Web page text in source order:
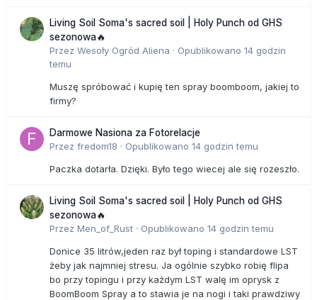
Living Soil Soma's sacred soil | Holy Punch od GHS
sezonowa🔥
Przez Wesoły Ogród Aliena · Opublikowano 14 godzin
temu
Muszę spróbować i kupię ten spray boomboom, jakiej to
firmy?
Darmowe Nasiona za Fotorelacje
Przez fredom18 · Opublikowano 14 godzin temu
Paczka dotarła. Dzięki. Było tego wiecej ale się rozeszło.
Living Soil Soma's sacred soil | Holy Punch od GHS
sezonowa🔥
Przez Men_of_Rust · Opublikowano 14 godzin temu
Donice 35 litrów,jeden raz był toping i standardowe LST
żeby jak najmniej stresu. Ja ogólnie szybko robię flipa
bo przy topingu i przy każdym LST walę im oprysk z
BoomBoom Spray a to stawia je na nogi i taki prawdziwy